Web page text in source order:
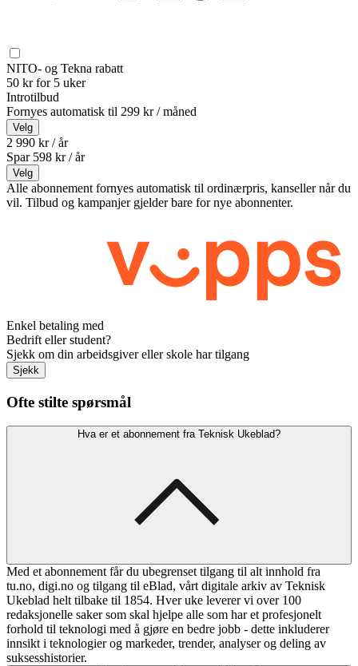
NITO- og Tekna rabatt
50 kr for 5 uker
Introtilbud
Fornyes automatisk til 299 kr / måned
Velg
2 990 kr / år
Spar 598 kr /år
Velg
Alle abonnement fornyes automatisk til ordinærpris, kanseller når du
vil. Tilbud og kampanjer gjelder bare for nye abonnenter.
Enkel betaling med
Bedrift eller student?
Sjekk om din arbeidsgiver eller skole har tilgang
Sjekk
Ofte stilte spørsmål
Hva er et abonnement fra Teknisk Ukeblad?
Med et abonnement får du ubegrenset tilgang til alt innhold fra
tu.no, digi.no og tilgang til eBlad, vårt digitale arkiv av Teknisk
Ukeblad helt tilbake til 1854. Hver uke leverer vi over 100
redaksjonelle saker som skal hjelpe alle som har et profesjonelt
forhold til teknologi med å gjøre en bedre jobb - dette inkluderer
innsikt i teknologier og markeder, trender, analyser og deling av
suksesshistorier.